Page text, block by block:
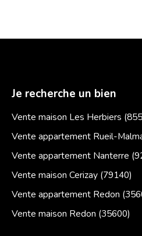
Je recherche un bien
Vente maison Les Herbiers
Vente appartement Rueil-
Vente appartement Nanterre
Vente maison Cerizay (79140)
Vente appartement Redon
Vente maison Redon (35600)